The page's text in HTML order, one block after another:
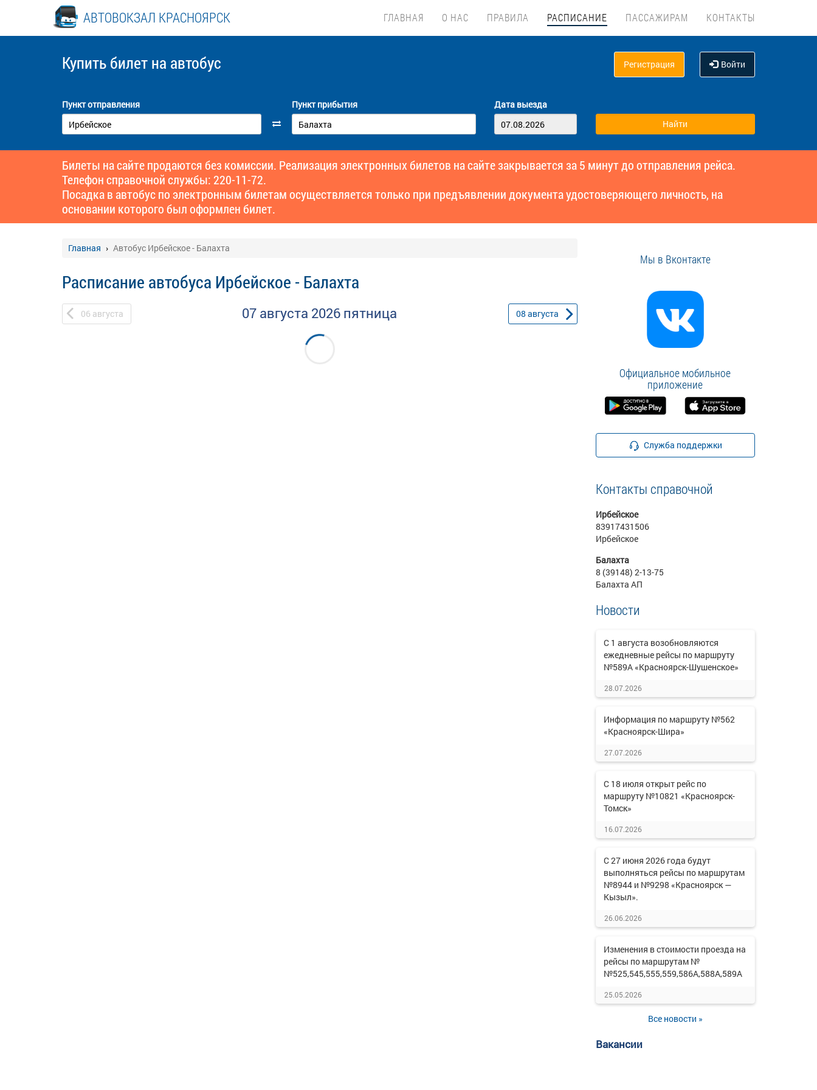
АВТОВОКЗАЛ КРАСНОЯРСК ГЛАВНАЯ О НАС ПРАВИЛА РАСПИСАНИЕ ПАССАЖИРАМ КОНТАКТЫ
Купить билет на автобус Регистрация Войти
Пункт отправления Пункт прибытия Дата выезда
Билеты на сайте продаются без комиссии. Реализация электронных билетов на сайте закрывается за 5 минут до отправления рейса.
Телефон справочной службы: 220-11-72.
Посадка в автобус по электронным билетам осуществляется только при предъявлении документа удостоверяющего личность, на
основании которого был оформлен билет.
Главная Автобус Ирбейское - Балахта
Расписание автобуса Ирбейское - Балахта
06 августа 07 августа 2026 пятница 08 августа
Мы в Вконтакте
Официальное мобильное
приложение
Служба поддержки
Контакты справочной
Ирбейское
83917431506
Ирбейское
Балахта
8 (39148) 2-13-75
Балахта АП
Новости
С 1 августа возобновляются
ежедневные рейсы по маршруту
№589А «Красноярск-Шушенское»
28.07.2026
Информация по маршруту №562
«Красноярск-Шира»
27.07.2026
С 18 июля открыт рейс по
маршруту №10821 «Красноярск-
Томск»
16.07.2026
С 27 июня 2026 года будут
выполняться рейсы по маршрутам
№8944 и №9298 «Красноярск —
Кызыл».
26.06.2026
Изменения в стоимости проезда на
рейсы по маршрутам №
№525,545,555,559,586А,588А,589А
25.05.2026
Все новости »
Вакансии